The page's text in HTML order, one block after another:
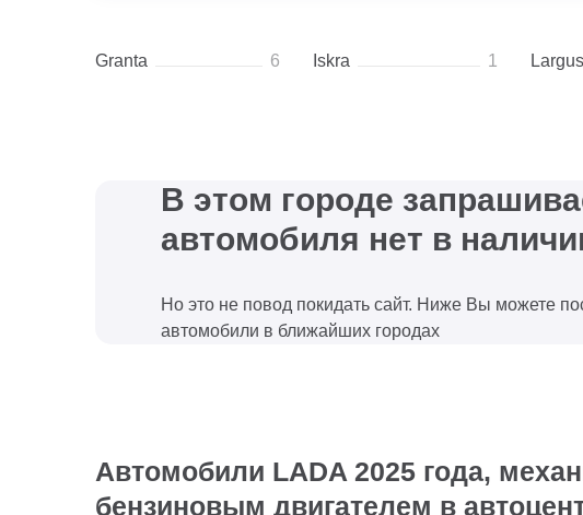
Granta 6 Iskra 1 Largus
В этом городе
автомобиля нет в
Но это не повод покидать сайт. Ниже Вы можете
автомобили в ближайших городах
Автомобили LADA 2025 года,
бензиновым двигателем в